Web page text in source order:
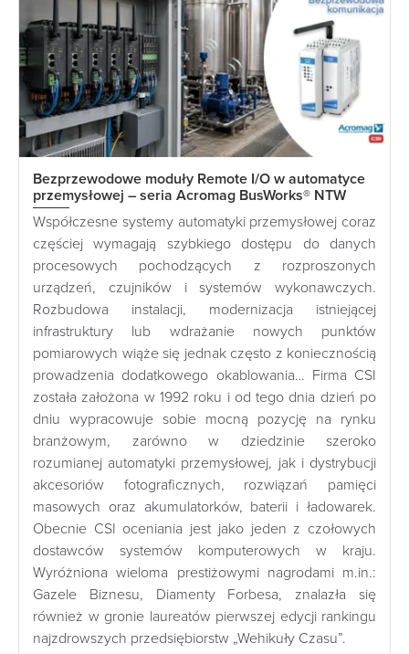
Bezprzewodowe moduły Remote I/O w automatyce
przemysłowej – seria Acromag BusWorks® NTW
Współczesne systemy automatyki przemysłowej coraz
częściej wymagają szybkiego dostępu do danych
procesowych pochodzących z rozproszonych
urządzeń, czujników i systemów wykonawczych.
Rozbudowa instalacji, modernizacja istniejącej
infrastruktury lub wdrażanie nowych punktów
pomiarowych wiąże się jednak często z koniecznością
prowadzenia dodatkowego okablowania… Firma CSI
została założona w 1992 roku i od tego dnia dzień po
dniu wypracowuje sobie mocną pozycję na rynku
branżowym, zarówno w dziedzinie szeroko
rozumianej automatyki przemysłowej, jak i dystrybucji
akcesoriów fotograficznych, rozwiązań pamięci
masowych oraz akumulatorków, baterii i ładowarek.
Obecnie CSI oceniania jest jako jeden z czołowych
dostawców systemów komputerowych w kraju.
Wyróżniona wieloma prestiżowymi nagrodami m.in.:
Gazele Biznesu, Diamenty Forbesa, znalazła się
również w gronie laureatów pierwszej edycji rankingu
najzdrowszych przedsiębiorstw „Wehikuły Czasu”.